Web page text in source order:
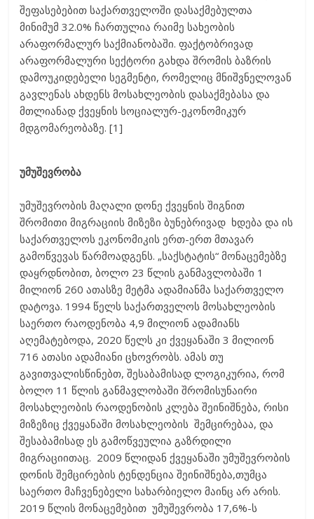
შეფასებებით საქართველოში დასაქმებულთა
მინიმუმ 32.0% ჩართულია რაიმე სახეობის
არაფორმალურ საქმიანობაში. ფაქტობრივად
არაფორმალური სექტორი გახდა შრომის ბაზრის
დამოუკიდებელი სეგმენტი, რომელიც მნიშვნელოვან
გავლენას ახდენს მოსახლეობის დასაქმებასა და
მთლიანად ქვეყნის სოციალურ-ეკონომიკურ
მდგომარეობაზე. [1]
უმუშევრობა
უმუშევრობის მაღალი დონე ქვეყნის შიგნით
შრომითი მიგრაციის მიზეზი ბუნებრივად ხდება და ის
საქართველოს ეკონომიკის ერთ-ერთ მთავარ
გამოწვევას წარმოადგენს. „საქსტატის“ მონაცემებზე
დაყრდნობით, ბოლო 23 წლის განმავლობაში 1
მილიონ 260 ათასზე მეტმა ადამიანმა საქართველო
დატოვა. 1994 წელს საქართველოს მოსახლეობის
საერთო რაოდენობა 4,9 მილიონ ადამიანს
აღემატებოდა, 2020 წელს კი ქვეყანაში 3 მილიონ
716 ათასი ადამიანი ცხოვრობს. ამას თუ
გავითვალისწინებთ, შესაბამისად ლოგიკურია, რომ
ბოლო 11 წლის განმავლობაში შრომისუნაირი
მოსახლეობის რაოდენობის კლება შეინიშნება, რისი
მიზეზიც ქვეყანაში მოსახლეობის შემცირებაა, და
შესაბამისად ეს გამოწვეულია გაზრდილი
მიგრაციითაც. 2009 წლიდან ქვეყანაში უმუშევრობის
დონის შემცირების ტენდენცია შეინიშნება,თუმცა
საერთო მაჩვენებელი სახარბიელო მაინც არ არის.
2019 წლის მონაცემებით უმუშევრობა 17,6%-ს